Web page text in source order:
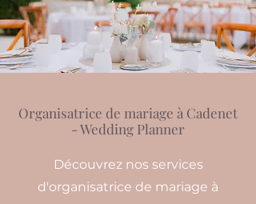
Organisatrice de mariage à Cadenet
- Wedding Planner
Découvrez nos services
d'organisatrice de mariage à